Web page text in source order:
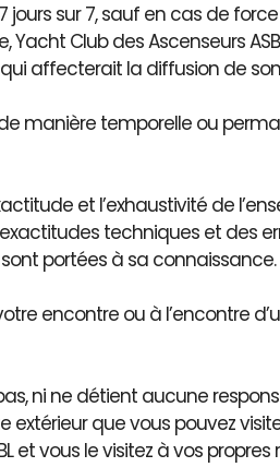
jours sur 7, sauf en cas de
Club des Ascenseurs
affecterait la diffusion de
manière temporelle ou
et l’exhaustivité de
techniques et des
portées à sa connaissance.
encontre ou à l’encontre
ni ne détient aucune
que vous pouvez
et vous le visitez à vos propres